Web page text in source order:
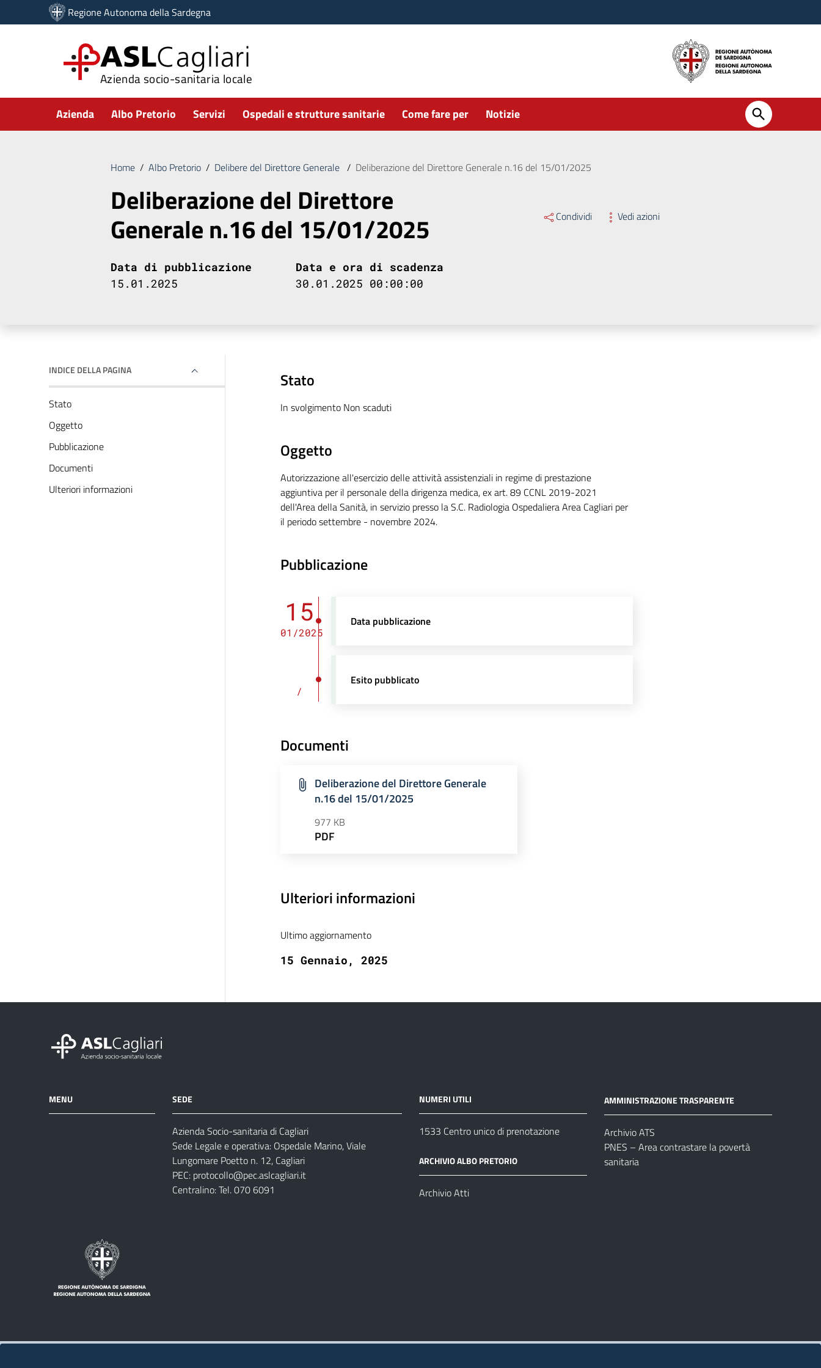
Vai ai contenuti
Vai al menu di navigazione
Regione Autonoma della Sardegna
ASLCagliari
Azienda socio-sanitaria locale
Submenu
Azienda Albo Pretorio Servizi Ospedali e strutture sanitarie Come fare per Notizie
Home / Albo Pretorio / Delibere del Direttore Generale / Deliberazione del Direttore Generale n.16 del 15/01/2025
Deliberazione del Direttore
Generale n.16 del 15/01/2025 Condividi Vedi azioni
Data di pubblicazione
15.01.2025
Data e ora di scadenza
30.01.2025 00:00:00
INDICE DELLA PAGINA
Stato
Oggetto
Pubblicazione
Documenti
Ulteriori informazioni
Stato
In svolgimento Non scaduti
Oggetto
Autorizzazione all'esercizio delle attività assistenziali in regime di prestazione
aggiuntiva per il personale della dirigenza medica, ex art. 89 CCNL 2019-2021
dell'Area della Sanità, in servizio presso la S.C. Radiologia Ospedaliera Area Cagliari per
il periodo settembre - novembre 2024.
Pubblicazione
15
01/2025
Data pubblicazione
/
Esito pubblicato
Documenti
Deliberazione del Direttore Generale
n.16 del 15/01/2025
977 KB
PDF
Ulteriori informazioni
Ultimo aggiornamento
15 Gennaio, 2025
MENU SEDE
Azienda Socio-sanitaria di Cagliari
Sede Legale e operativa: Ospedale Marino, Viale
Lungomare Poetto n. 12, Cagliari
PEC: protocollo@pec.aslcagliari.it
Centralino: Tel. 070 6091
NUMERI UTILI
1533 Centro unico di prenotazione
ARCHIVIO ALBO PRETORIO
Archivio Atti
AMMINISTRAZIONE TRASPARENTE
Archivio ATS
PNES – Area contrastare la povertà
sanitaria